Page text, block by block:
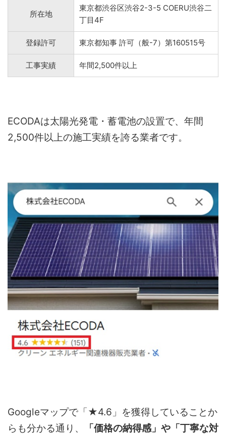
所在地
東京都渋谷区渋谷2-3-5 COERU渋谷二
丁目4F
登録許可 東京都知事 許可（般-7）第160515号
工事実績 年間2,500件以上
ECODAは太陽光発電・蓄電池の設置で、年間
2,500件以上の施工実績を誇る業者です。
Googleマップで「★4.6」を獲得していることか
らも分かる通り、
「価格の納得感」や「丁寧な対